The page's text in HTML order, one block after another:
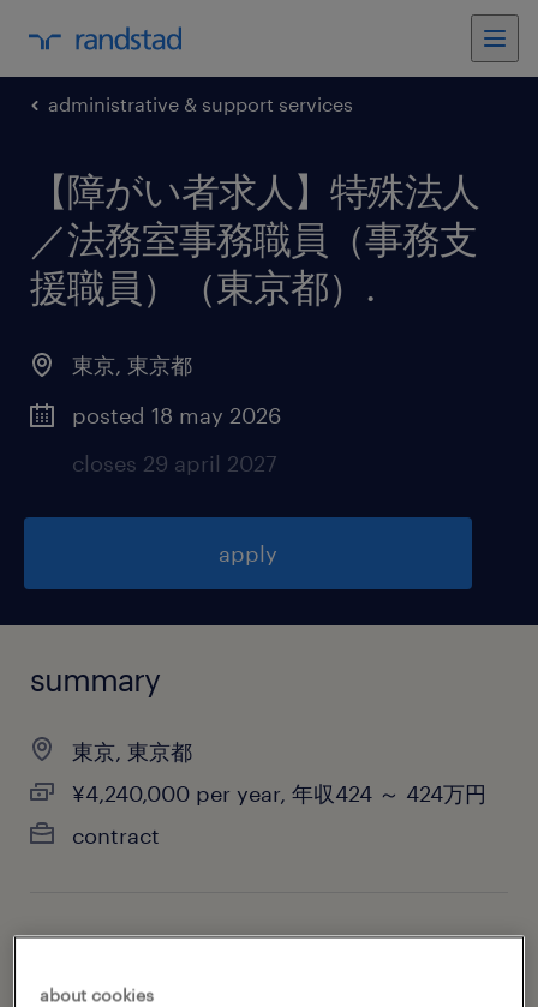
administrative & support services
【障がい者求人】特殊法人
／法務室事務職員（事務支
援職員）（東京都） .
東京, 東京都
posted 18 may 2026
closes 29 april 2027
apply
summary
東京, 東京都
¥4,240,000 per year, 年収424 ～ 424万円
contract
job category
administrative & support services
about cookies